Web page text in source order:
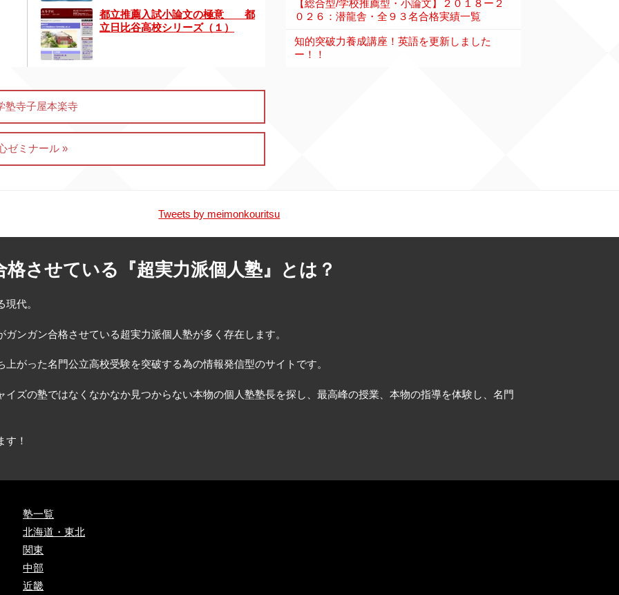
都立推薦入試小論文の極意 都
立日比谷高校シリーズ（１）
塾寺子屋本楽寺
ゼミナール »
【総合型/学校推薦型・小論文】２０１８ー２
０２６：潜龍舎・全９３名合格実績一覧
知的突破力養成講座！英語を更新しました
ー！！
Tweets by meimonkouritsu
させている『超実力派個人塾』とは？
代。
ンガン合格させている超実力派個人塾が多く存在します。
がった名門公立高校受験を突破する為の情報発信型のサイトです。
ズの塾ではなくなかなか見つからない本物の個人塾塾長を探し、最高峰の授業、本物の指導を体験し、名門
す！
塾一覧
北海道・東北
関東
中部
近畿